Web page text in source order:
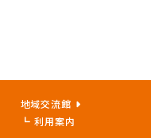
地域交流館
利用案内